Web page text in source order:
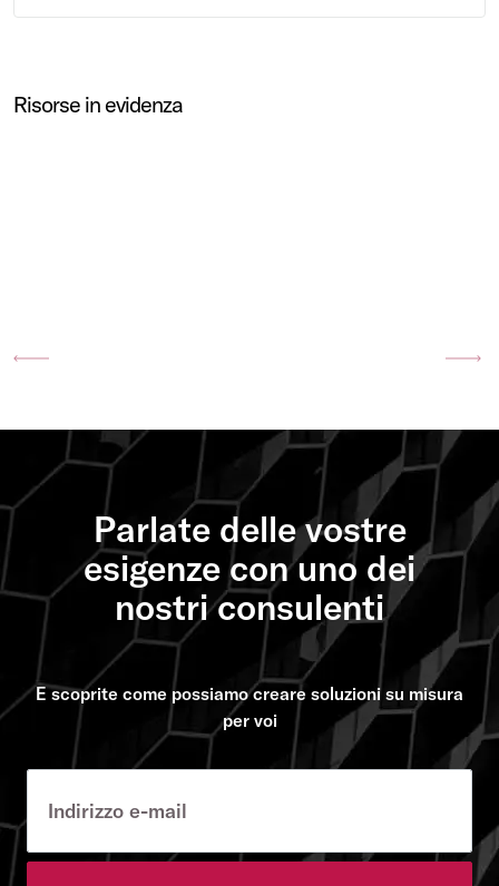
Risorse in evidenza
Parlate delle vostre
esigenze con uno dei
nostri consulenti
E scoprite come possiamo creare soluzioni su misura
per voi